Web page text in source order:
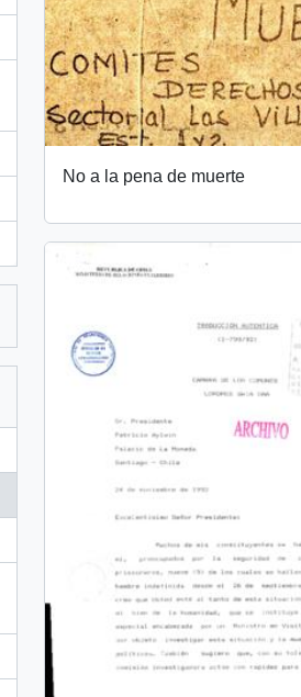
No a la pena de muerte